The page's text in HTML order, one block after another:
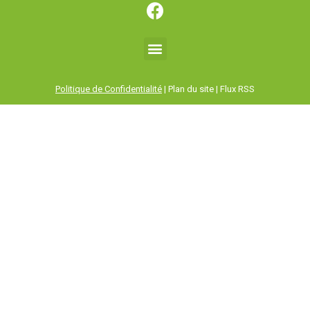
Politique de Confidentialité | Plan du site | Flux RSS